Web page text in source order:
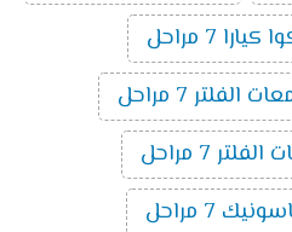
7 مراحل
7 مراحل
7 مراحل
7 مراحل